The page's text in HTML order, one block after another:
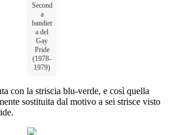
Second
a
bandier
a del
Gay
Pride
(1978-
1979)
con la striscia blu-verde, e così quella
sostituita dal motivo a sei strisce visto